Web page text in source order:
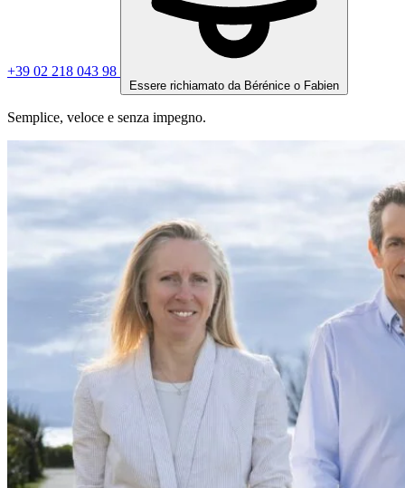
+39 02 218 043 98
Essere richiamato da Bérénice o Fabien
Semplice, veloce e senza impegno.